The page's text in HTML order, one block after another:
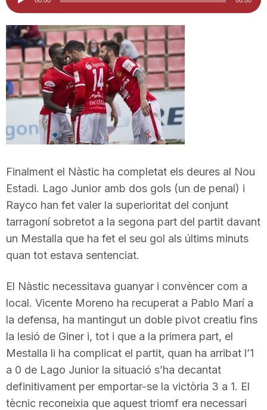
i
u
t
a
d
e
T
a
r
d'àudio
Finalment el Nàstic ha completat els deures al Nou
Estadi. Lago Junior amb dos gols (un de penal) i
Rayco han fet valer la superioritat del conjunt
tarragoní sobretot a la segona part del partit davant
un Mestalla que ha fet el seu gol als últims minuts
quan tot estava sentenciat.
El Nàstic necessitava guanyar i convèncer com a
local. Vicente Moreno ha recuperat a Pablo Marí a
la defensa, ha mantingut un doble pivot creatiu fins
la lesió de Giner i, tot i que a la primera part, el
Mestalla li ha complicat el partit, quan ha arribat l’1
a 0 de Lago Junior la situació s’ha decantat
definitivament per emportar-se la victòria 3 a 1. El
tècnic reconeixia que aquest triomf era necessari